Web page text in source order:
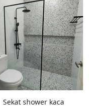
Sekat shower kaca